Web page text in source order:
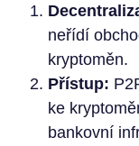
neřídí
kryptoměn.
Přístup:
ke
bankovní